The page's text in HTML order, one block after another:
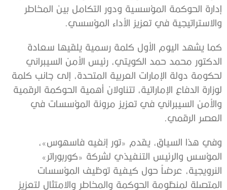
إدارة الحوكمة المؤسسية ودور التكامل بين المخاطر
والاستراتيجية في تعزيز الأداء المؤسسي.
كما يشهد اليوم الأول كلمة رسمية يلقيها سعادة
الدكتور محمد حمد الكويتي، رئيس الأمن السيبراني
لحكومة دولة الإمارات العربية المتحدة، إلى جانب كلمة
لوزارة الدفاع الإماراتية، تتناولان أهمية الحوكمة الرقمية
والأمن السيبراني في تعزيز مرونة المؤسسات في
العصر الرقمي.
وفي هذا السياق، يقدم «تور إنغيه فاسهوس»،
المؤسس والرئيس التنفيذي لشركة «كوربوراتر»
النرويجية، عرضاً حول كيفية توظيف المؤسسات
المتصلة لمنظومة الحوكمة والمخاطر والامتثال لتعزيز